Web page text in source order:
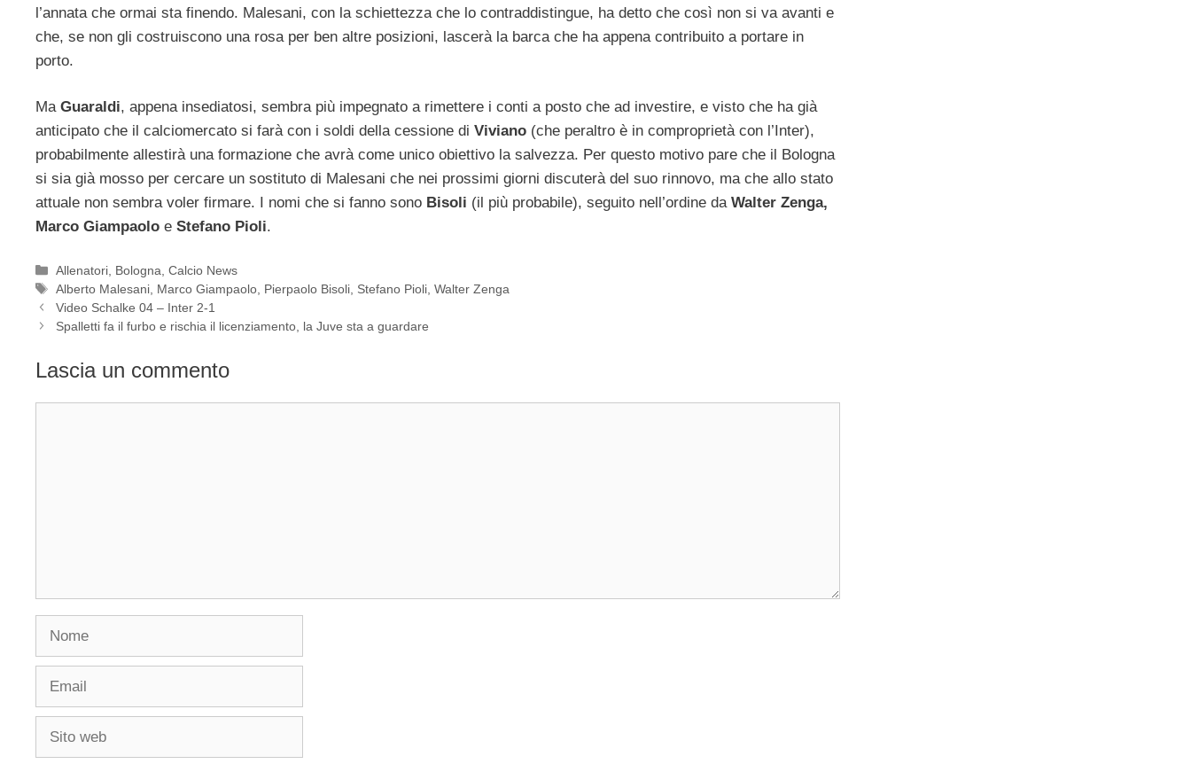
l’annata che ormai sta finendo. Malesani, con la schiettezza che lo contraddistingue, ha detto che così non si va avanti e
che, se non gli costruiscono una rosa per ben altre posizioni, lascerà la barca che ha appena contribuito a portare in
porto.
Ma Guaraldi, appena insediatosi, sembra più impegnato a rimettere i conti a posto che ad investire, e visto che ha già
anticipato che il calciomercato si farà con i soldi della cessione di Viviano (che peraltro è in comproprietà con l’Inter),
probabilmente allestirà una formazione che avrà come unico obiettivo la salvezza. Per questo motivo pare che il Bologna
si sia già mosso per cercare un sostituto di Malesani che nei prossimi giorni discuterà del suo rinnovo, ma che allo stato
attuale non sembra voler firmare. I nomi che si fanno sono Bisoli (il più probabile), seguito nell’ordine da Walter Zenga,
Marco Giampaolo e Stefano Pioli.
Categorie
Allenatori Bologna ,Calcio News
Tag
Alberto Malesani Marco Giampaolo Pierpaolo Bisoli Stefano Pioli ,Walter Zenga
Video Schalke 04 – Inter 2-1
Spalletti fa il furbo e rischia il licenziamento, la Juve sta a guardare
Lascia un commento
Nome
Email
Sito